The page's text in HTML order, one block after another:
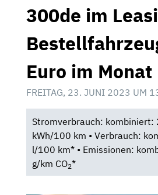
300de im
Euro im
FREITAG, 23. JUNI 2023 UM
Stromverbrauch: kombiniert:
kWh/100 km • Verbrauch:
l/100 km* • Emissionen:
g/km CO2*